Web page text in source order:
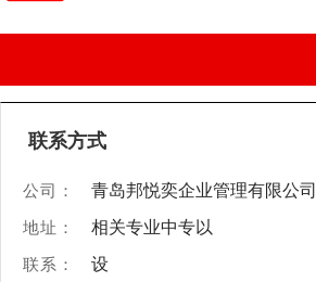
联系方式
公司： 青岛邦悦奕企业管理有限公司
地址： 相关专业中专以
联系： 设